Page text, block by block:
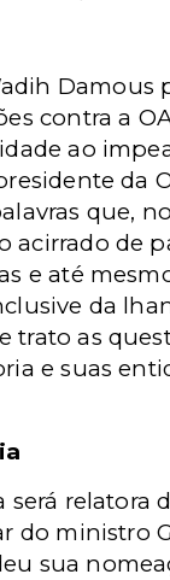
Damous
contra a
ao
da
que,
acirrado de
e até
da
trato as
e suas
será relatora
do ministro
sua